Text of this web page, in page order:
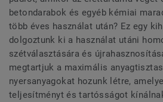
betondarabok és egyéb kémiai
több éves használat után? Ez egy
dolgoztunk ki a használat utáni
szétválasztására és
megtartjuk a maximális
nyersanyagokat hozunk létre,
teljesítményt és tartósságot